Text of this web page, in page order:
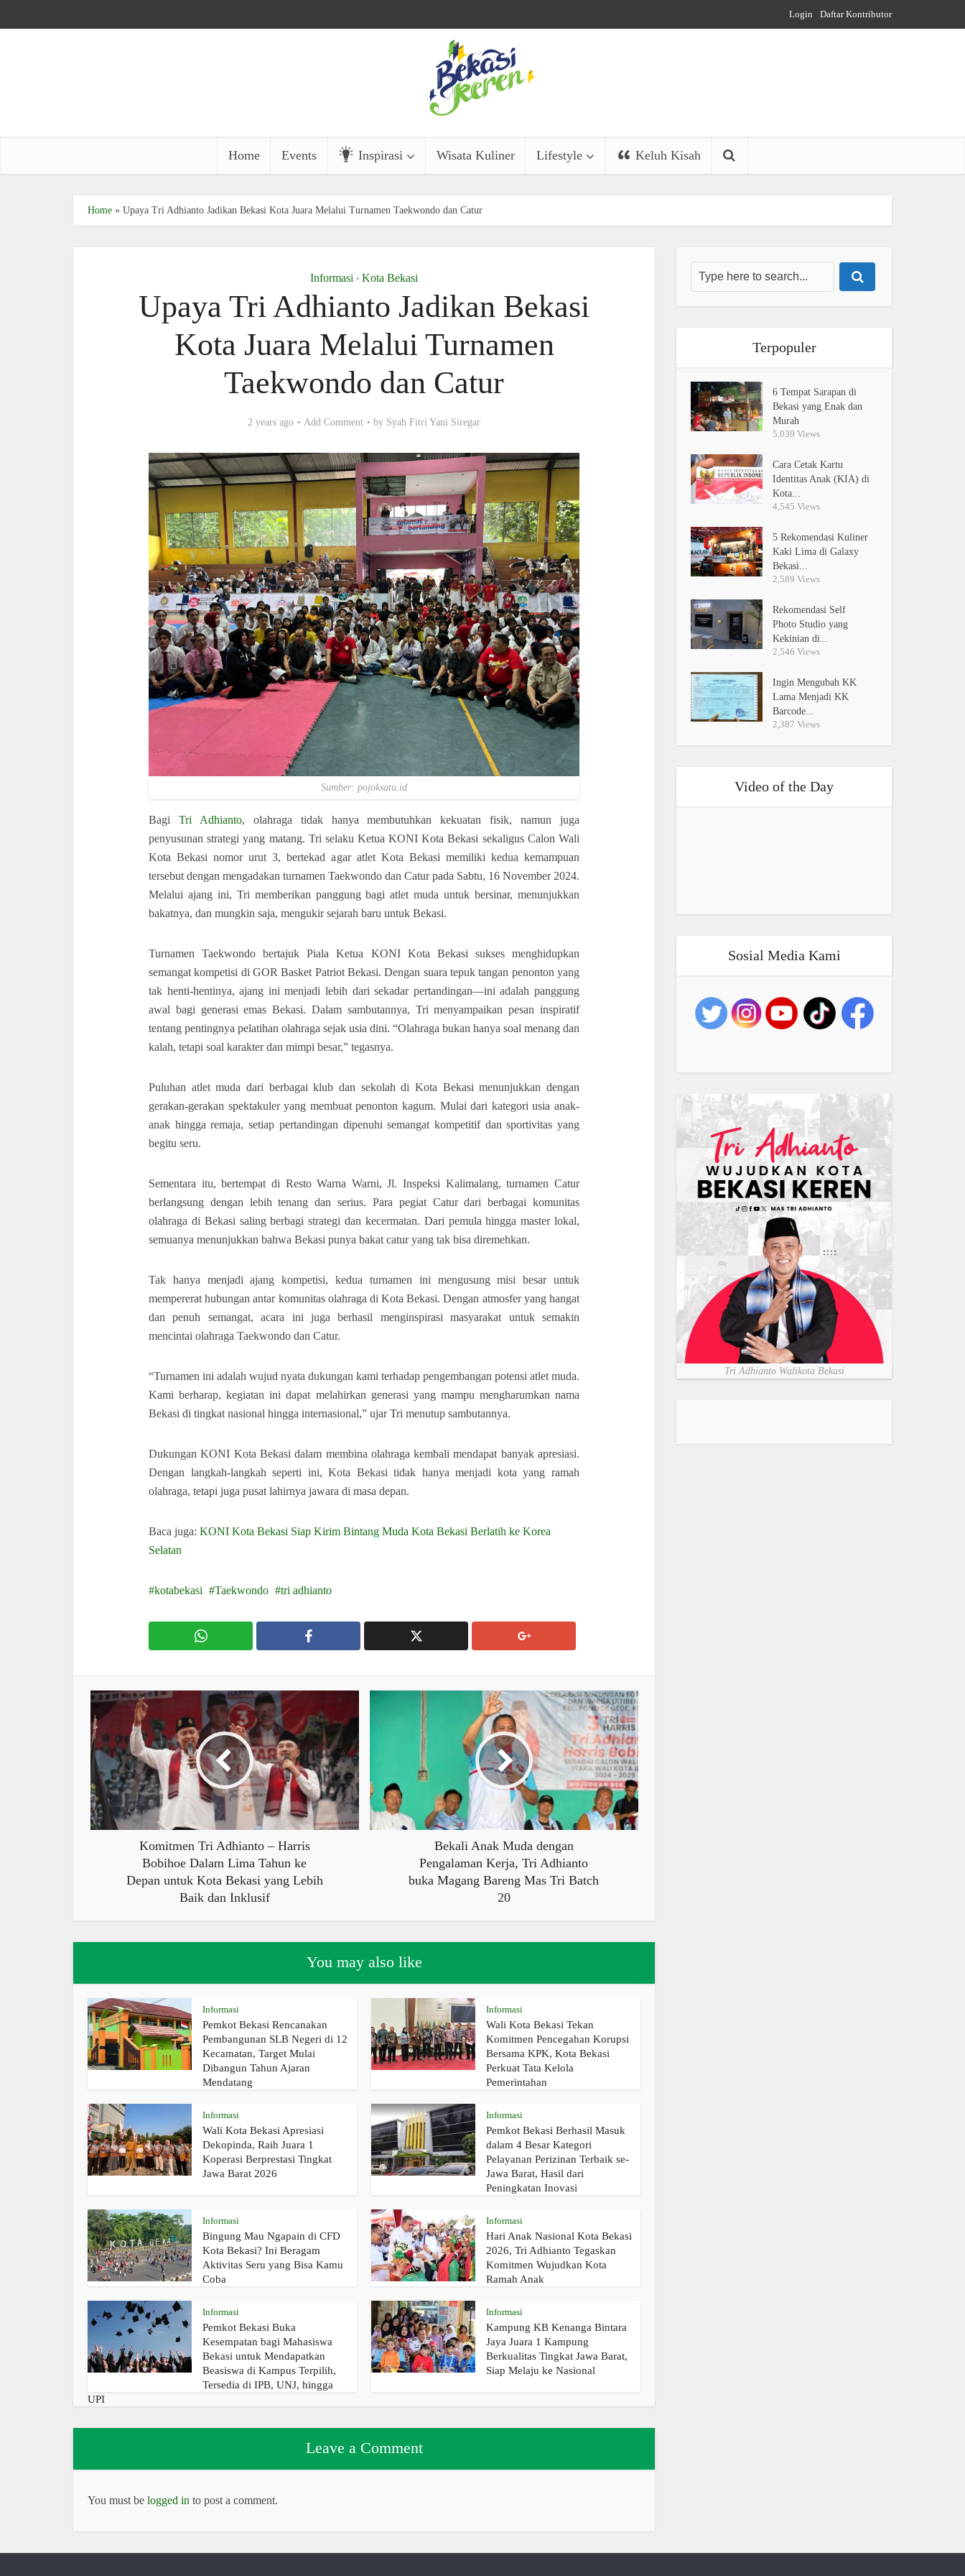
Login Daftar Kontributor
Home Events Inspirasi Wisata Kuliner Lifestyle Keluh Kisah
Home » Upaya Tri Adhianto Jadikan Bekasi Kota Juara Melalui Turnamen Taekwondo dan Catur
Informasi • Kota Bekasi
Upaya Tri Adhianto Jadikan Bekasi
Kota Juara Melalui Turnamen
Taekwondo dan Catur
2 years ago Add Comment by Syah Fitri Yani Siregar
Sumber: pojoksatu.id
Bagi Tri Adhianto, olahraga tidak hanya membutuhkan kekuatan fisik, namun juga
penyusunan strategi yang matang. Tri selaku Ketua KONI Kota Bekasi sekaligus Calon Wali
Kota Bekasi nomor urut 3, bertekad agar atlet Kota Bekasi memiliki kedua kemampuan
tersebut dengan mengadakan turnamen Taekwondo dan Catur pada Sabtu, 16 November 2024.
Melalui ajang ini, Tri memberikan panggung bagi atlet muda untuk bersinar, menunjukkan
bakatnya, dan mungkin saja, mengukir sejarah baru untuk Bekasi.
Turnamen Taekwondo bertajuk Piala Ketua KONI Kota Bekasi sukses menghidupkan
semangat kompetisi di GOR Basket Patriot Bekasi. Dengan suara tepuk tangan penonton yang
tak henti-hentinya, ajang ini menjadi lebih dari sekadar pertandingan—ini adalah panggung
awal bagi generasi emas Bekasi. Dalam sambutannya, Tri menyampaikan pesan inspiratif
tentang pentingnya pelatihan olahraga sejak usia dini. “Olahraga bukan hanya soal menang dan
kalah, tetapi soal karakter dan mimpi besar,” tegasnya.
Puluhan atlet muda dari berbagai klub dan sekolah di Kota Bekasi menunjukkan dengan
gerakan-gerakan spektakuler yang membuat penonton kagum. Mulai dari kategori usia anak-
anak hingga remaja, setiap pertandingan dipenuhi semangat kompetitif dan sportivitas yang
begitu seru.
Sementara itu, bertempat di Resto Warna Warni, Jl. Inspeksi Kalimalang, turnamen Catur
berlangsung dengan lebih tenang dan serius. Para pegiat Catur dari berbagai komunitas
olahraga di Bekasi saling berbagi strategi dan kecermatan. Dari pemula hingga master lokal,
semuanya menunjukkan bahwa Bekasi punya bakat catur yang tak bisa diremehkan.
Tak hanya menjadi ajang kompetisi, kedua turnamen ini mengusung misi besar untuk
mempererat hubungan antar komunitas olahraga di Kota Bekasi. Dengan atmosfer yang hangat
dan penuh semangat, acara ini juga berhasil menginspirasi masyarakat untuk semakin
mencintai olahraga Taekwondo dan Catur.
“Turnamen ini adalah wujud nyata dukungan kami terhadap pengembangan potensi atlet muda.
Kami berharap, kegiatan ini dapat melahirkan generasi yang mampu mengharumkan nama
Bekasi di tingkat nasional hingga internasional,” ujar Tri menutup sambutannya.
Dukungan KONI Kota Bekasi dalam membina olahraga kembali mendapat banyak apresiasi.
Dengan langkah-langkah seperti ini, Kota Bekasi tidak hanya menjadi kota yang ramah
olahraga, tetapi juga pusat lahirnya jawara di masa depan.
Baca juga: KONI Kota Bekasi Siap Kirim Bintang Muda Kota Bekasi Berlatih ke Korea
Selatan
kotabekasi Taekwondo tri adhianto
Komitmen Tri Adhianto – Harris
Bobihoe Dalam Lima Tahun ke
Depan untuk Kota Bekasi yang Lebih
Baik dan Inklusif
Bekali Anak Muda dengan
Pengalaman Kerja, Tri Adhianto
buka Magang Bareng Mas Tri Batch
20
You may also like
Informasi
Pemkot Bekasi Rencanakan
Pembangunan SLB Negeri di 12
Kecamatan, Target Mulai
Dibangun Tahun Ajaran
Mendatang
Informasi
Wali Kota Bekasi Tekan
Komitmen Pencegahan Korupsi
Bersama KPK, Kota Bekasi
Perkuat Tata Kelola
Pemerintahan
Informasi
Wali Kota Bekasi Apresiasi
Dekopinda, Raih Juara 1
Koperasi Berprestasi Tingkat
Jawa Barat 2026
Informasi
Pemkot Bekasi Berhasil Masuk
dalam 4 Besar Kategori
Pelayanan Perizinan Terbaik se-
Jawa Barat, Hasil dari
Peningkatan Inovasi
Informasi
Bingung Mau Ngapain di CFD
Kota Bekasi? Ini Beragam
Aktivitas Seru yang Bisa Kamu
Coba
Informasi
Hari Anak Nasional Kota Bekasi
2026, Tri Adhianto Tegaskan
Komitmen Wujudkan Kota
Ramah Anak
Informasi
Pemkot Bekasi Buka
Kesempatan bagi Mahasiswa
Bekasi untuk Mendapatkan
Beasiswa di Kampus Terpilih,
Tersedia di IPB, UNJ, hingga
UPI
Informasi
Kampung KB Kenanga Bintara
Jaya Juara 1 Kampung
Berkualitas Tingkat Jawa Barat,
Siap Melaju ke Nasional
Leave a Comment
You must be logged in to post a comment.
Terpopuler
6 Tempat Sarapan di
Bekasi yang Enak dan
Murah
5,039 Views
Cara Cetak Kartu
Identitas Anak (KIA) di
Kota...
4,545 Views
5 Rekomendasi Kuliner
Kaki Lima di Galaxy
Bekasi...
2,589 Views
Rekomendasi Self
Photo Studio yang
Kekinian di...
2,546 Views
Ingin Mengubah KK
Lama Menjadi KK
Barcode...
2,387 Views
Video of the Day
Sosial Media Kami
Tri Adhianto Walikota Bekasi